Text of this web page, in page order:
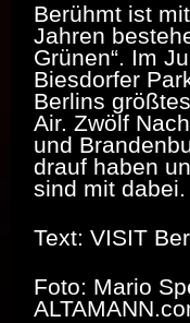
Berühmt ist
Jahren
Grünen“. Im
Biesdorfer
Berlins
Air. Zwölf
und
drauf haben
sind mit dabei.
Text: VISIT
Foto: Mario